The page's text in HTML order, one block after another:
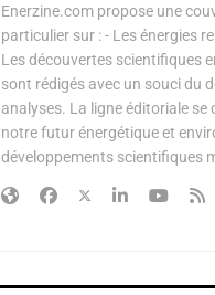
Enerzine.com propose une
particulier sur : - Les énergies
Les découvertes scientifiques
sont rédigés avec un souci du
analyses. La ligne éditoriale
notre futur énergétique et
développements scientifiques